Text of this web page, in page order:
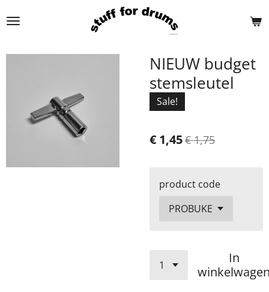
direct
de
NIEUW budget
stemsleutel
Sale!
€ 1,45€ 1,75
product code
In